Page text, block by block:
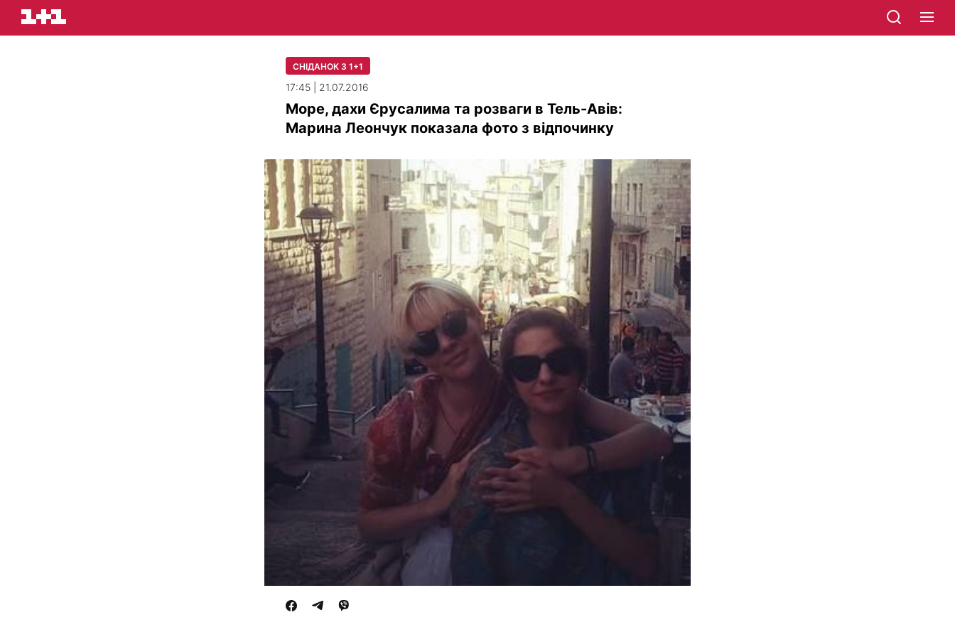
СНІДАНОК З 1+1
17:45 | 21.07.2016
Море, дахи Єрусалима та розваги в Тель-Авів:
Марина Леончук показала фото з відпочинку